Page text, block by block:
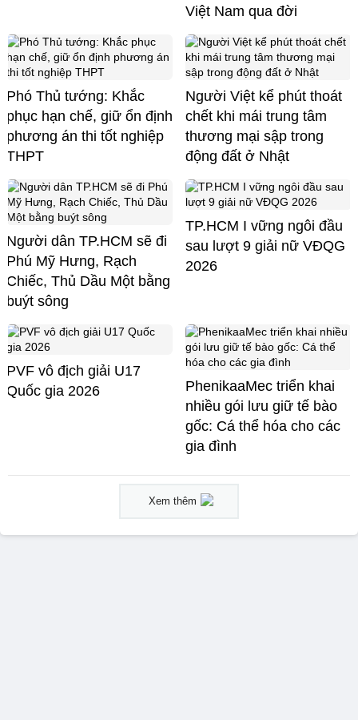
Việt Nam qua đời
Phó Thủ tướng: Khắc
phục hạn chế, giữ ổn định
phương án thi tốt nghiệp
THPT
Người Việt kể phút thoát
chết khi mái trung tâm
thương mại sập trong
động đất ở Nhật
Người dân TP.HCM sẽ đi
Phú Mỹ Hưng, Rạch
Chiếc, Thủ Dầu Một bằng
buýt sông
TP.HCM I vững ngôi đầu
sau lượt 9 giải nữ VĐQG
2026
PVF vô địch giải U17
Quốc gia 2026
PhenikaaMec triển khai
nhiều gói lưu giữ tế bào
gốc: Cá thể hóa cho các
gia đình
Xem thêm